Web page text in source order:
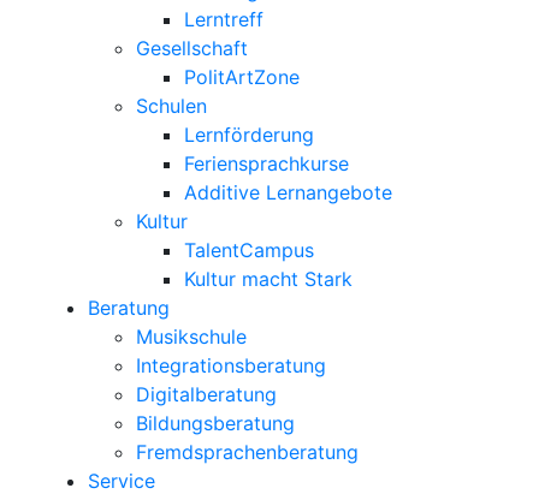
Lerntreff
Gesellschaft
PolitArtZone
Schulen
Lernförderung
Feriensprachkurse
Additive Lernangebote
Kultur
TalentCampus
Kultur macht Stark
Beratung
Musikschule
Integrationsberatung
Digitalberatung
Bildungsberatung
Fremdsprachenberatung
Service